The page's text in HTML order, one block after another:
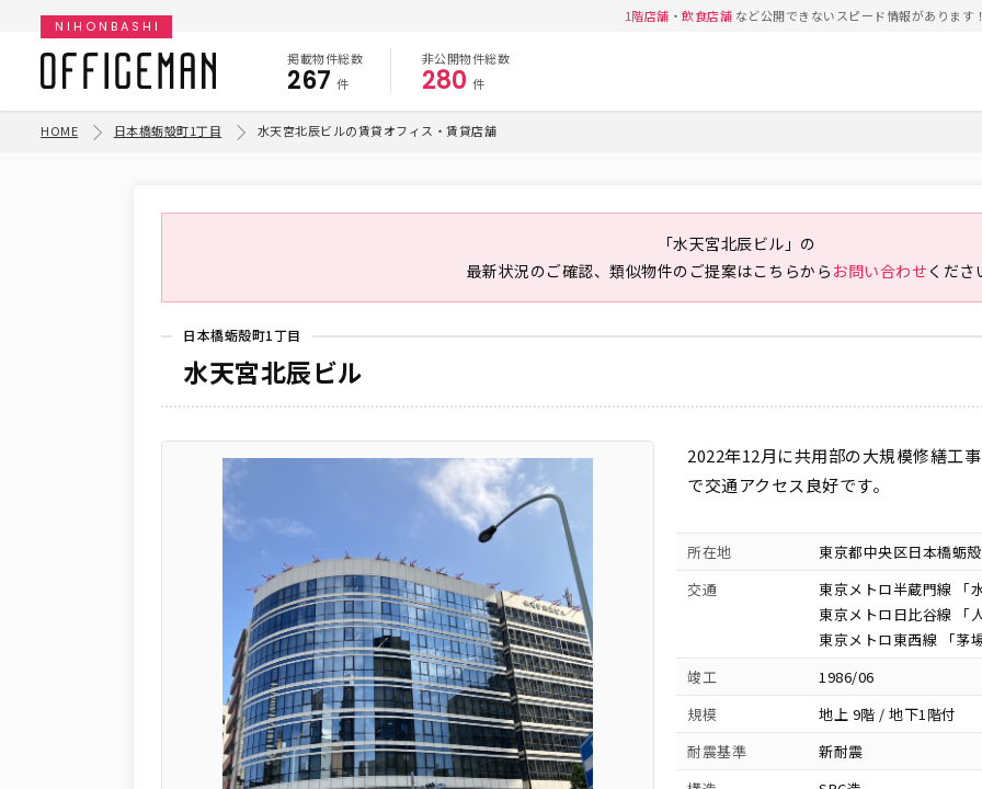
1階店舗 ・飲食店舗 など公開できないスピード情報がありま
NIHONBASHI
掲載物件総数
267 件
非公開物件総数
280 件
HOME 日本橋蛎殻町1丁目 水天宮北辰ビルの賃貸オフィス・賃貸店舗
「水天宮北辰ビル」の
最新状況のご確認、類似物件のご提案はこちらから お問い合わせ くださ
日本橋蛎殻町1丁目
水天宮北辰ビル
2022年12月に共用部の大規模修繕工
で交通アクセス良好です。
所在地
東京都中央区日本橋蛎
交通
東京メトロ半蔵門線 「
東京メトロ日比谷線 「
東京メトロ東西線 「茅
竣工
1986/06
規模
地上 9階 / 地下1階付
耐震基準
新耐震